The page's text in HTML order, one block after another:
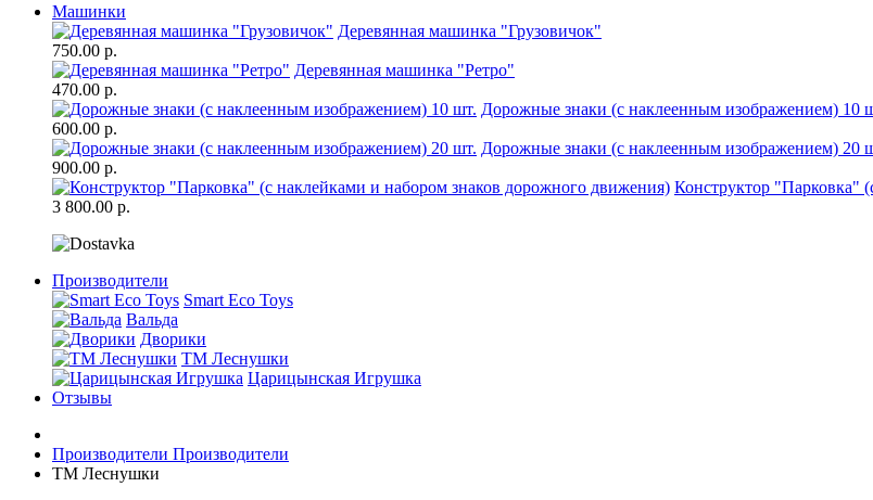
Машинки
Деревянная машинка "Грузовичок"
750.00 р.
Деревянная машинка "Ретро"
470.00 р.
Дорожные знаки (с наклеенным изображением) 10
600.00 р.
Дорожные знаки (с наклеенным изображением) 20
900.00 р.
Конструктор "Парковка"
3 800.00 р.
Производители
Smart Eco Toys
Вальда
Дворики
ТМ Леснушки
Царицынская Игрушка
Отзывы
Производители Производители
ТМ Леснушки